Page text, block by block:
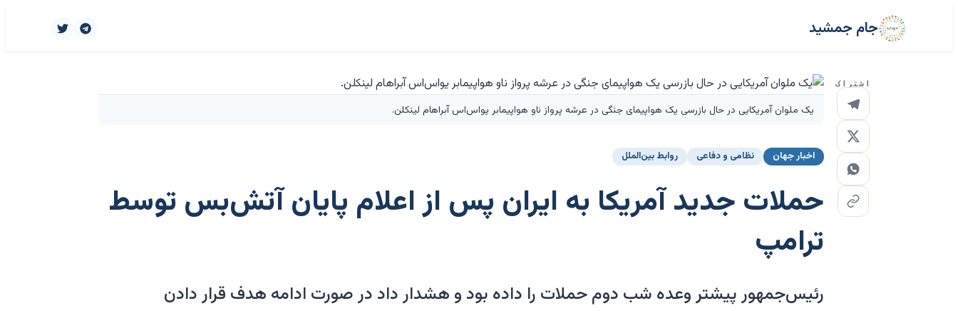
جام جمشید
اشتراک
یک ملوان آمریکایی در حال بازرسی یک هواپیمای جنگی در عرشه پرواز ناو هواپیمابر یواس‌اس آبراهام لینکلن.
اخبار جهان نظامی و دفاعی روابط بین‌الملل
حملات جدید آمریکا به ایران پس از اعلام پایان آتش‌بس توسط
ترامپ
رئیس‌جمهور پیشتر وعده شب دوم حملات را داده بود و هشدار داد در صورت ادامه هدف قرار دادن